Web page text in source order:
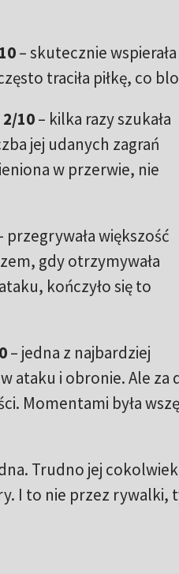
– skutecznie
traciła piłkę, co
2/10– kilka razy szukała
jej udanych zagrań
w przerwie, nie
przegrywała większość
gdy otrzymywała
kończyło się to
– jedna z najbardziej
ataku i obronie. Ale za
Momentami była
Trudno jej
I to nie przez